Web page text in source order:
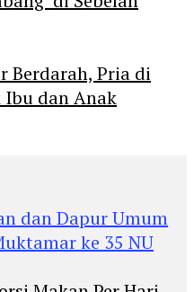
Berdarah, Pria di
Ibu dan Anak